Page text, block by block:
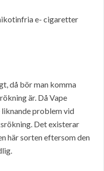
e- cigaretter
då bör man komma
är. Då Vape
problem vid
Det existerar
här sorten eftersom den